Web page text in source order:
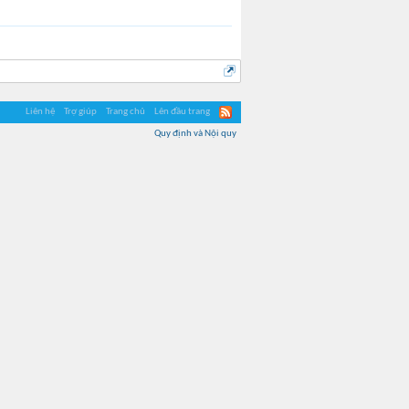
Liên hệ Trợ giúp Trang chủ Lên đầu trang
Quy định và Nội quy